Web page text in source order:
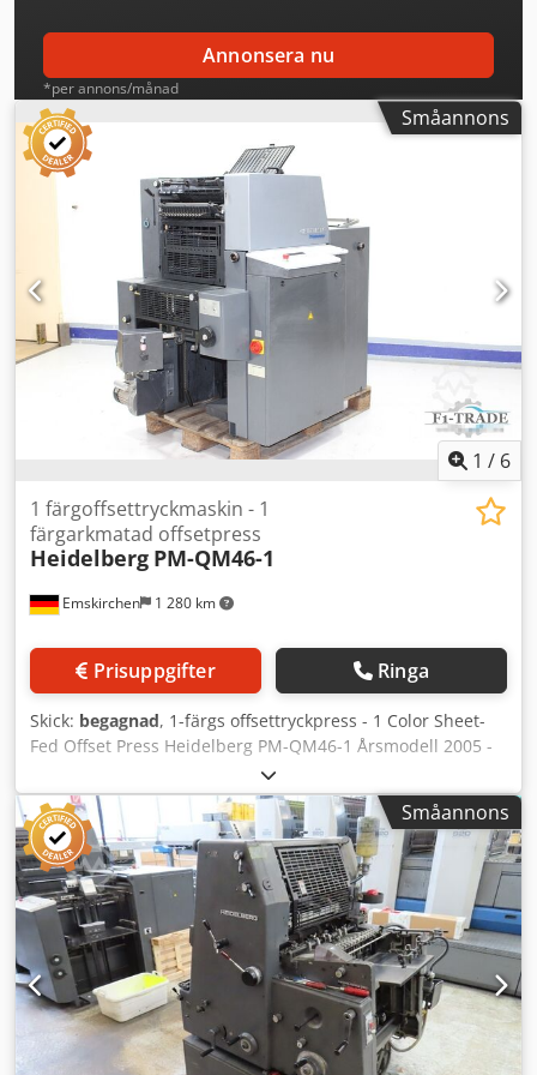
Annonsera nu
*per annons/månad
Småannons
1 / 6
Emskirchen 1 280 km
1 färgoffsettryckmaskin - 1
färgarkmatad offsetpress
Heidelberg PM-QM46-1
Prisuppgifter Ringa
Skick: begagnad, 1-färgs offsettryckpress - 1 Color Sheet-
Fed Offset Press Heidelberg PM-QM46-1 Årsmodell 2005 -
Serienummer 965406 Djdpfx Ahev Ak S Rsnjkr Arkformat /
Pappersstorlek min. 140 mm × 89 mm - max. 340 x 460 mm
Tryckhastighet / Printing Speed max. 10 000 ark/timme
Pappers-/Materialtjocklek 0,04 mm – 0,3 mm Fuktverk DDS
Automatiskt plåtväxlingssystem (Autoplate) Plus-version
Remmatningsenhet - Bandmatning Mediprint STR 4.1
Pulverspridare / Pulveraggregat för torkning Online
videoinspektion via WhatsApp - MS Zoom - Telegram Finns
i lager i Emskirchen/Nürnberg - Omedelbart tillgänglig -
Kan testköras
Småannons